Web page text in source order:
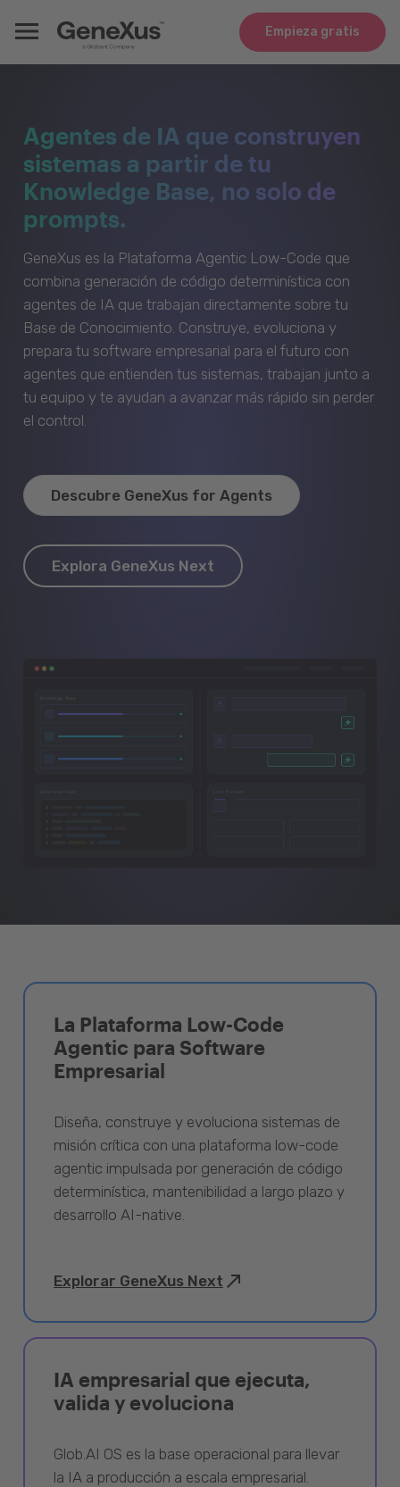
Empieza gratis
Agentes de IA que construyen
sistemas a partir de tu
Knowledge Base, no solo de
prompts.
GeneXus es la Plataforma Agentic Low-Code que
combina generación de código determinística con
agentes de IA que trabajan directamente sobre tu
Base de Conocimiento. Construye, evoluciona y
prepara tu software empresarial para el futuro con
agentes que entienden tus sistemas, trabajan junto a
tu equipo y te ayudan a avanzar más rápido sin perder
el control.
Descubre GeneXus for Agents
Explora GeneXus Next
La Plataforma Low-Code
Agentic para Software
Empresarial
Diseña, construye y evoluciona sistemas de
misión crítica con una plataforma low-code
agentic impulsada por generación de código
determinística, mantenibilidad a largo plazo y
desarrollo AI-native.
Explorar GeneXus Next
IA empresarial que ejecuta,
valida y evoluciona
Glob.AI OS es la base operacional para llevar
la IA a producción a escala empresarial.